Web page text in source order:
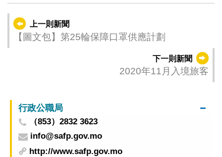
上一則新聞
【圖文包】第25輪保障口罩供應計劃
下一則新聞
2020年11月入境旅客
行政公職局
（853）2832 3623
info@safp.gov.mo
http://www.safp.gov.mo